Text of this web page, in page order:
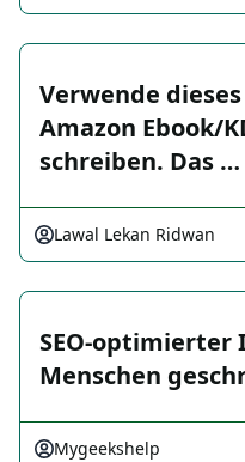
Verwende
Amazon Ebook/
schreiben. Das …
Lawal Lekan Ridwan
SEO-optimierter
Menschen
Mygeekshelp